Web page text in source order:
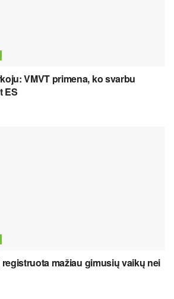
VMVT primena, ko svarbu
ES
mažiau gimusių vaikų nei